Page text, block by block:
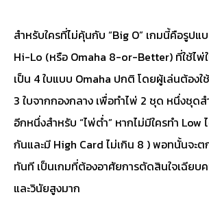
สำหรับใครที่ไม่คุ้นกับ “Big O” เกมนี้คือรูปแ
Hi-Lo (หรือ Omaha 8-or-Better) ที่ใช้ไพ่
เป็น 4 ใบแบบ Omaha ปกติ โดยผู้เล่นต้องใ
3 ใบจากกองกลาง เพื่อทำไพ่ 2 ชุด หนึ่งชุดส
อีกหนึ่งสำหรับ “ไพ่ต่ำ” หากไม่มีใครทำ Low
กันและมี High Card ไม่เกิน 8 ) พอทนั้นจะ
ทันที เป็นเกมที่ต้องอาศัยการตัดสินใจเฉียบ
และวินัยสูงมาก